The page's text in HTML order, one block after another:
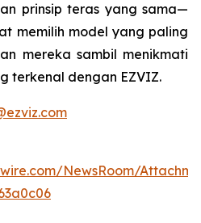
prinsip teras yang sama—
memilih model yang paling
mereka sambil menikmati
terkenal dengan EZVIZ.
NewsRoom/